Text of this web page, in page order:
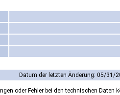
Datum der letzten Änderung: 05/31/
oder Fehler bei den technischen Daten